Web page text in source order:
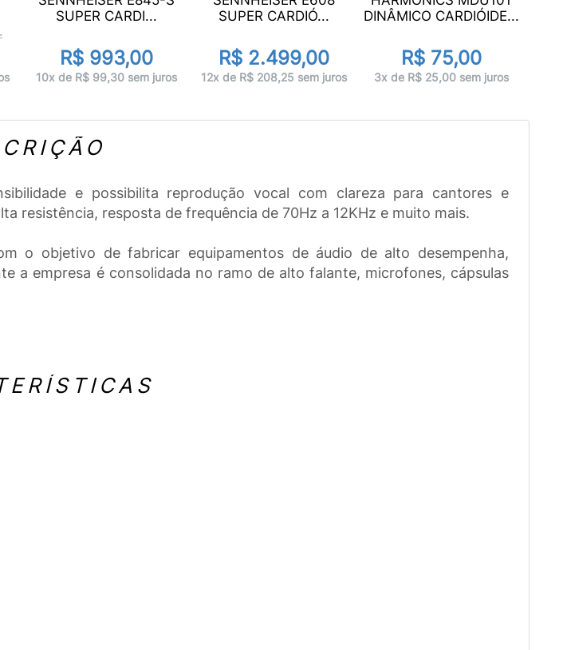
SUPER CARDI...
R$ 993,00
10x de R$ 99,30 sem juros
SUPER CARDIÓ...
R$ 2.499,00
12x de R$ 208,25 sem juros
DINÂMICO CARDIÓIDE...
R$ 75,00
3x de R$ 25,00 sem juros
e possibilita reprodução vocal com clareza para cantores e
resistência, resposta de frequência de 70Hz a 12KHz e muito mais.
o objetivo de fabricar equipamentos de áudio de alto desempenha,
a empresa é consolidada no ramo de alto falante, microfones, cápsulas